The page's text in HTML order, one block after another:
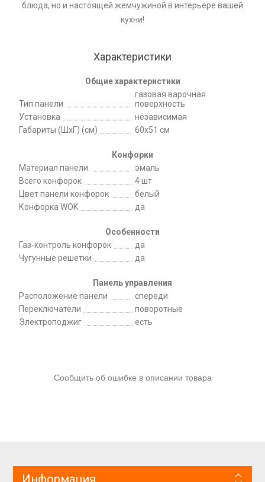
блюда, но и настоящей жемчужиной в интерьере вашей
кухни!
Характеристики
Общие характеристики
Тип панели
газовая варочная
поверхность
Установка
независимая
Габариты (ШхГ) (см)
60x51 см
Конфорки
Материал панели
эмаль
Всего конфорок
4 шт
Цвет панели конфорок
белый
Конфорка WOK
да
Особенности
Газ-контроль конфорок
да
Чугунные решетки
да
Панель управления
Расположение панели
спереди
Переключатели
поворотные
Электроподжиг
есть
Сообщить об ошибке в описании товара
Информация